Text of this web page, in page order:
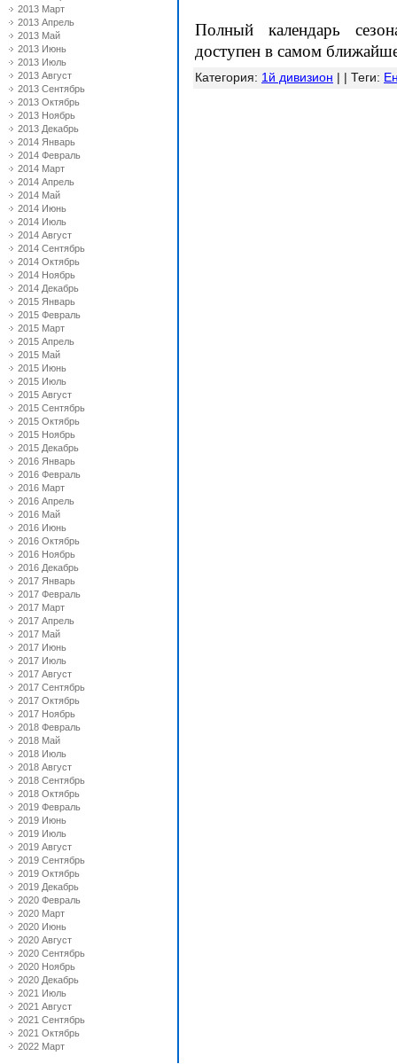
2013 Март
2013 Апрель
2013 Май
2013 Июнь
2013 Июль
2013 Август
2013 Сентябрь
2013 Октябрь
2013 Ноябрь
2013 Декабрь
2014 Январь
2014 Февраль
2014 Март
2014 Апрель
2014 Май
2014 Июнь
2014 Июль
2014 Август
2014 Сентябрь
2014 Октябрь
2014 Ноябрь
2014 Декабрь
2015 Январь
2015 Февраль
2015 Март
2015 Апрель
2015 Май
2015 Июнь
2015 Июль
2015 Август
2015 Сентябрь
2015 Октябрь
2015 Ноябрь
2015 Декабрь
2016 Январь
2016 Февраль
2016 Март
2016 Апрель
2016 Май
2016 Июнь
2016 Октябрь
2016 Ноябрь
2016 Декабрь
2017 Январь
2017 Февраль
2017 Март
2017 Апрель
2017 Май
2017 Июнь
2017 Июль
2017 Август
2017 Сентябрь
2017 Октябрь
2017 Ноябрь
2018 Февраль
2018 Май
2018 Июль
2018 Август
2018 Сентябрь
2018 Октябрь
2019 Февраль
2019 Июнь
2019 Июль
2019 Август
2019 Сентябрь
2019 Октябрь
2019 Декабрь
2020 Февраль
2020 Март
2020 Июнь
2020 Август
2020 Сентябрь
2020 Ноябрь
2020 Декабрь
2021 Июль
2021 Август
2021 Сентябрь
2021 Октябрь
2022 Март
Полный календарь
доступен в самом
Категория: 1й дивизион | | Теги: